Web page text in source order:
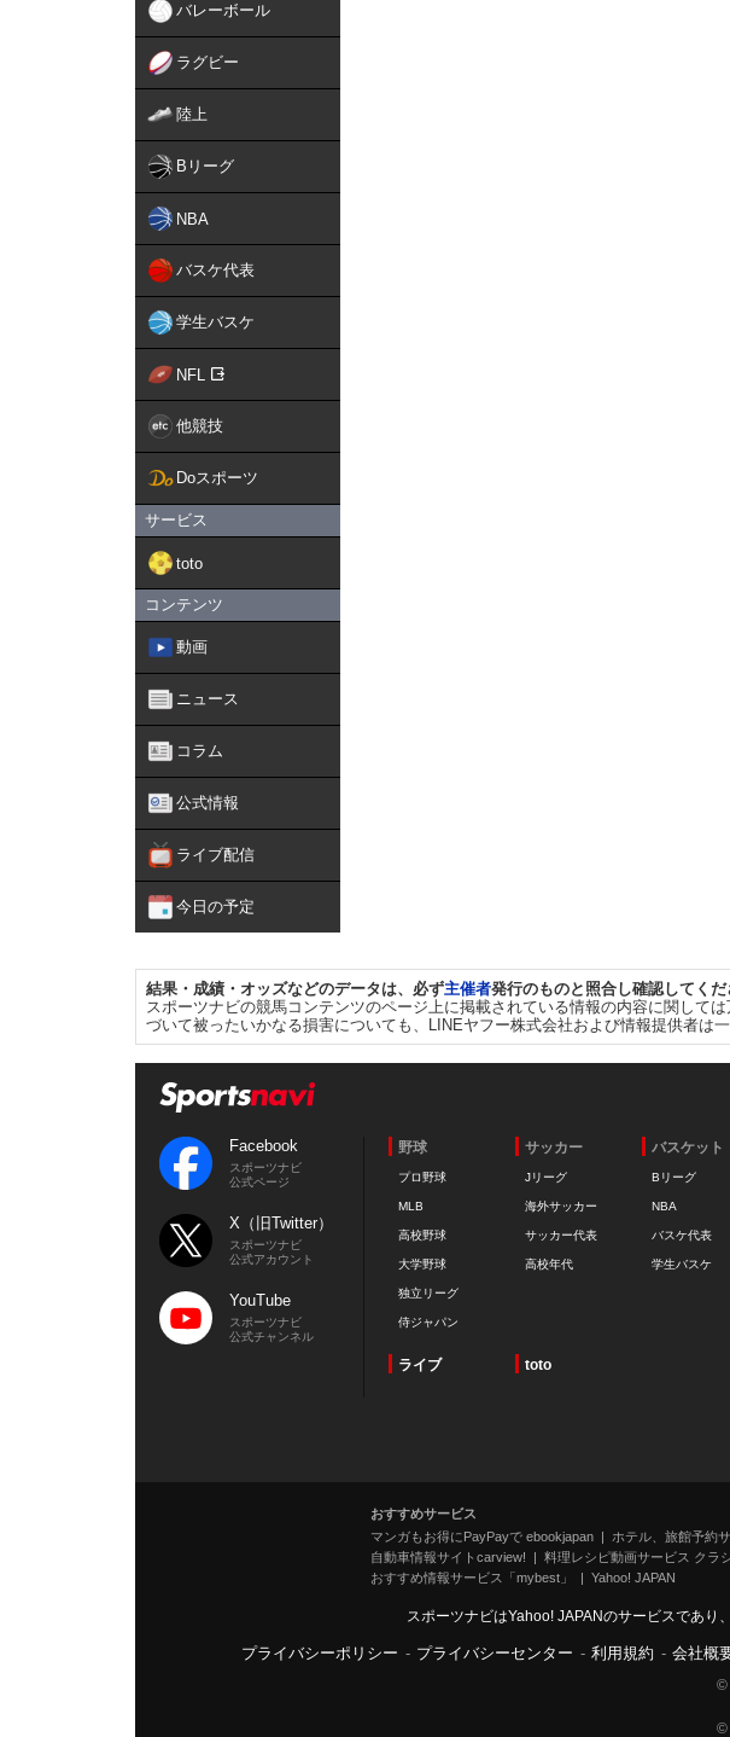
バレーボール
ラグビー
陸上
Bリーグ
NBA
バスケ代表
学生バスケ
NFL
他競技
Doスポーツ
サービス
toto
コンテンツ
動画
ニュース
コラム
公式情報
ライブ配信
今日の予定
結果・成績・オッズなどのデータは、必ず主催者発行のものと照合し確認してくだ
スポーツナビの競馬コンテンツのページ上に掲載されている情報の内容に関して
づいて被ったいかなる損害についても、LINEヤフー株式会社および情報提供者は
Facebook
スポーツナビ
公式ページ
X（旧Twitter）
スポーツナビ
公式アカウント
YouTube
スポーツナビ
公式チャンネル
野球
プロ野球
MLB
高校野球
大学野球
独立リーグ
侍ジャパン
サッカー
Jリーグ
海外サッカー
サッカー代表
高校年代
バスケット
Bリーグ
NBA
バスケ代表
学生バスケ
ライブ toto
おすすめサービス
マンガもお得にPayPayで ebookjapan
ホテル、旅館予約
自動車情報サイトcarview!
料理レシピ動画サービス クラ
おすすめ情報サービス「mybest」
Yahoo! JAPAN
スポーツナビはYahoo! JAPANのサービスであり
プライバシーポリシー - プライバシーセンター - 利用規約 - 会社概
©
©